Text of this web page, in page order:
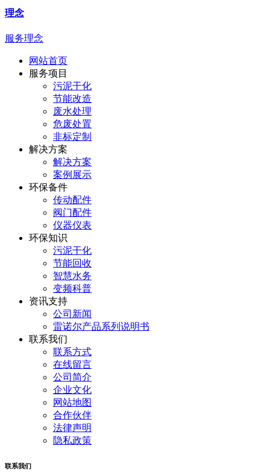
理念
服务理念
网站首页
服务项目
污泥干化
节能改造
废水处理
危废处置
非标定制
解决方案
解决方案
案例展示
环保备件
传动配件
阀门配件
仪器仪表
环保知识
污泥干化
节能回收
智慧水务
变频科普
资讯支持
公司新闻
雷诺尔产品系列说明书
联系我们
联系方式
在线留言
公司简介
企业文化
网站地图
合作伙伴
法律声明
隐私政策
联系我们